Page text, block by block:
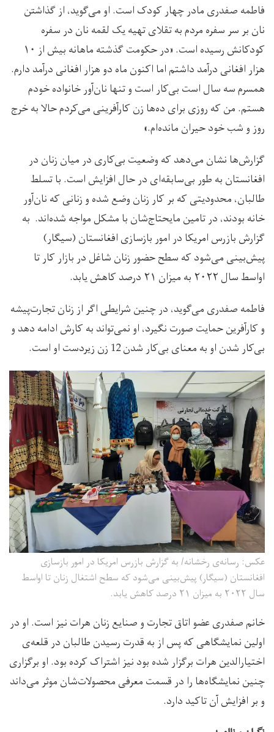
فاطمه صفدری مادر چهار کودک است. او می‌گوید، از گذاشتن
نان بر سر سفره مردم به تقلای تهیه یک لقمه نان در سفره
کودکانش رسیده است. «در حکومت گذشته ماهانه بیش از ۱۰
هزار افغانی درآمد داشتم اما اکنون ماه دو هزار افغانی درآمد دارم.
همسرم سه سال است بی‌کار است و تنها نان‌آور خانواده خودم
هستم. من که روزی برای ده‌ها زن کارآفرینی می‌کردم حالا به خرج
روز و شب خود حیران مانده‌ام.»
گزارش‌ها نشان می‌دهد که وضعیت بی‌کاری در میان زنان در
افغانستان به طور بی‌سابقه‌‌ای در حال افزایش است. با تسلط
طالبان، محدودیتی که بر کار زنان وضع شده و زنانی که نان‌آور
خانه‌ بودند، در تامین مایحتاج‌شان با مشکل مواجه شده‌اند. به
گزارش بازرس امریکا در امور بازسازی افغانستان (سیگار)
پیش‌بینی می‌شود که سطح حضور زنان شاغل در بازار کار تا
اواسط سال ۲۰۲۲ به میزان ۲۱ درصد کاهش یابد.
فاطمه صفدری می‌گوید، در چنین شرایطی اگر از زنان تجارت‌پیشه
و کارآفرین حمایت صورت نگیرد، او نمی‌تواند به کارش ادامه دهد و
بی‌کار شدن او به معنای بی‌کار شدن 12 زن زیردست او است.
عکس: رسانه‌ی رخشانه/ به گزارش بازرس امریکا در امور بازسازی
افغانستان (سیگار) پیش‌بینی می‌شود که سطح اشتغال زنان تا اواسط
سال ۲۰۲۲ به میزان ۲۱ درصد کاهش یابد.
خانم صفدری عضو اتاق تجارت و صنایع زنان هرات نیز است. او در
اولین نمایشگاهی که پس از به قدرت رسیدن طالبان در قلعه‌ی
اختیارالدین هرات برگزار شده بود نیز اشتراک کرده بود. او برگزاری
چنین نمایشگاه‌ها را در قسمت معرفی محصولات‌شان موثر می‌داند
و بر افزایش آن تاکید دارد.